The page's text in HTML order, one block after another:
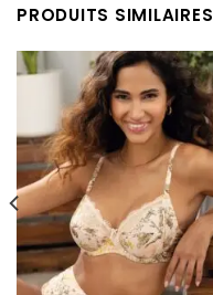
PRODUITS SIMILAIRES